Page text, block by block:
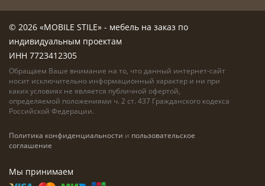
© 2026 «MOBILE STILE» - мебель на заказ по
индивидуальным проектам
ИНН 7723412305
Обращаем Ваше внимание на то, что данный интернет-сайт
носит исключительно информационный характер и ни при
каких условиях не является публичной офертой,
определяемой положениями ч. 2 ст. 437 Гражданского кодекса
Российской Федерации.
Политика конфиденциальности и пользовательское
соглашение
Мы принимаем